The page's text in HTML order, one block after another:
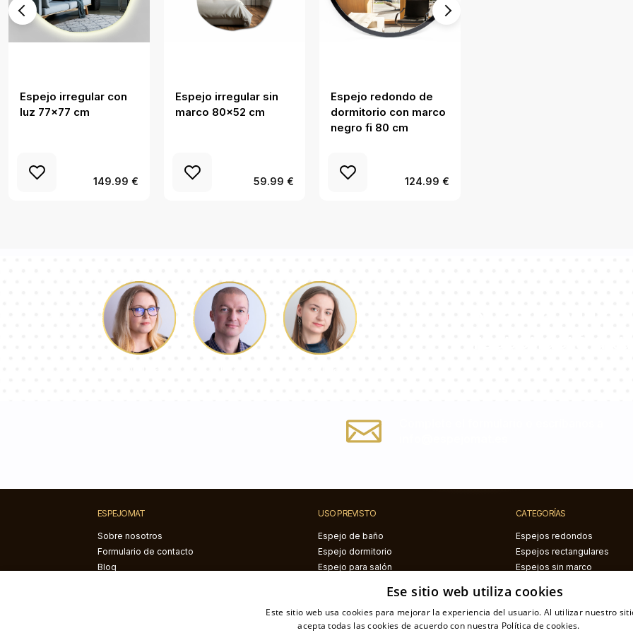
Espejo irregular con
luz 77x77 cm
149.99 €
Espejo irregular sin
marco 80x52 cm
59.99 €
Espejo redondo de
dormitorio con marco
negro fi 80 cm
124.99 €
ESPEJOMAT
Sobre nosotros
Formulario de contacto
Blog
USO PREVISTO
Espejo de baño
Espejo dormitorio
Espejo para salón
CATEGORÍAS
Espejos redondos
Espejos rectangulares
Espejos sin marco
Espejos marco blanco
Espejos con luz LED
Espejos redondo
Ese sitio web utiliza cookies
Este sitio web usa cookies para mejorar la experiencia del usuario. Al utilizar nuestro
acepta todas las cookies de acuerdo con nuestra Política de cookies.